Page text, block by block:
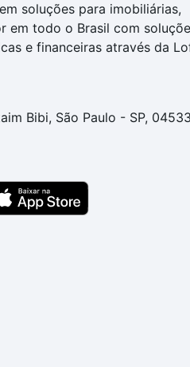
soluções para imobiliárias,
em todo o Brasil com
e financeiras através da
Bibi, São Paulo - SP,